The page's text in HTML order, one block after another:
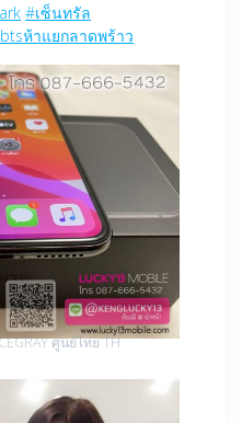
#เซ็นทรัล
ห้าแยกลาดพร้าว
ศูนย์ไทย TH